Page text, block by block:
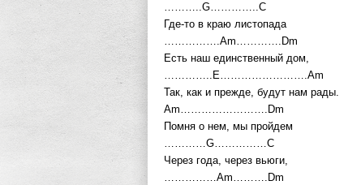
………..G…………..C
Где-то в краю листопада
…………….Am………….Dm
Есть наш единственный дом,
…………..E…………………….Am
Так, как и прежде, будут нам рады.
Am…………………….Dm
Помня о нем, мы пройдем
…………G……………C
Через года, через вьюги,
……………Am……….Dm